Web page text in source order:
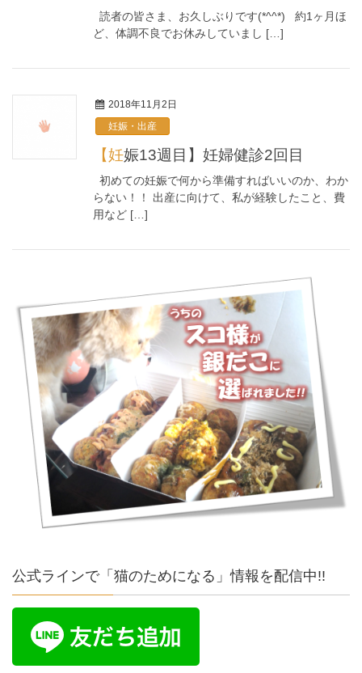
読者の皆さま、お久しぶりです(*^^*) 約1ヶ月ほ
ど、体調不良でお休みしていまし […]
2018年11月2日
妊娠・出産
【妊娠13週目】妊婦健診2回目
初めての妊娠で何から準備すればいいのか、わか
らない！！ 出産に向けて、私が経験したこと、費
用など […]
公式ラインで「猫のためになる」情報を配信中!!